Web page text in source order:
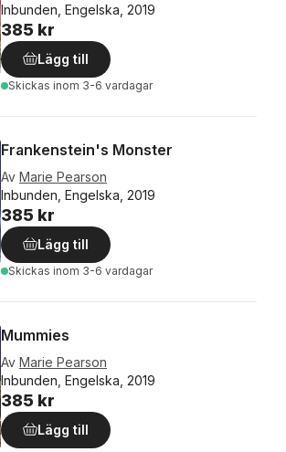
Inbunden, Engelska, 2019
385 kr
Lägg till
Skickas inom 3-6 vardagar
Frankenstein's Monster
Av Marie Pearson
Inbunden, Engelska, 2019
385 kr
Lägg till
Skickas inom 3-6 vardagar
Mummies
Av Marie Pearson
Inbunden, Engelska, 2019
385 kr
Lägg till